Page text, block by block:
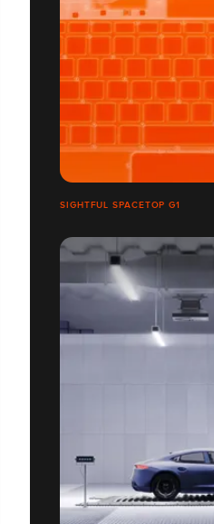
SIGHTFUL SPACETOP G1